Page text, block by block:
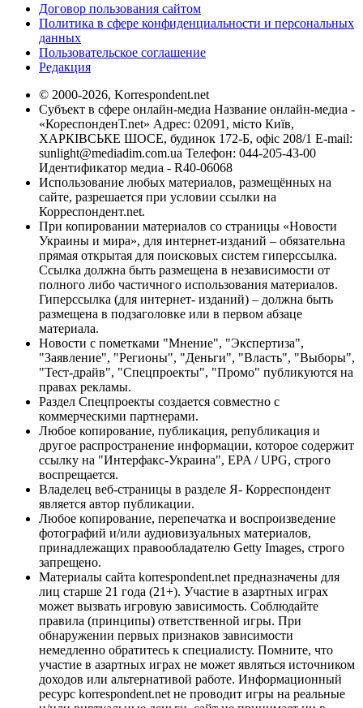
Договор пользования сайтом
Политика в сфере конфиденциальности и персональных
данных
Пользовательское соглашение
Редакция
© 2000-2026, Korrespondent.net
Субъект в сфере онлайн-медиа Название онлайн-медиа -
«КореспонденТ.net» Адрес: 02091, місто Київ,
ХАРКІВСЬКЕ ШОСЕ, будинок 172-Б, офіс 208/1 E-mail:
sunlight@mediadim.com.ua Телефон: 044-205-43-00
Идентификатор медиа - R40-06068
Использование любых материалов, размещённых на
сайте, разрешается при условии ссылки на
Корреспондент.net.
При копировании материалов со страницы «Новости
Украины и мира», для интернет-изданий – обязательна
прямая открытая для поисковых систем гиперссылка.
Ссылка должна быть размещена в независимости от
полного либо частичного использования материалов.
Гиперссылка (для интернет- изданий) – должна быть
размещена в подзаголовке или в первом абзаце
материала.
Новости с пометками "Мнение", "Экспертиза",
"Заявление", "Регионы", "Деньги", "Власть", "Выборы",
"Тест-драйв", "Спецпроекты", "Промо" публикуются на
правах рекламы.
Раздел Спецпроекты создается совместно с
коммерческими партнерами.
Любое копирование, публикация, републикация и
другое распространение информации, которое содержит
ссылку на "Интерфакс-Украина", EPA / UPG, строго
воспрещается.
Владелец веб-страницы в разделе Я- Корреспондент
является автор публикации.
Любое копирование, перепечатка и воспроизведение
фотографий и/или аудиовизуальных материалов,
принадлежащих правообладателю Getty Images, строго
запрещено.
Материалы сайта korrespondent.net предназначены для
лиц старше 21 года (21+). Участие в азартных играх
может вызвать игровую зависимость. Соблюдайте
правила (принципы) ответственной игры. При
обнаружении первых признаков зависимости
немедленно обратитесь к специалисту. Помните, что
участие в азартных играх не может являться источником
доходов или альтернативой работе. Информационный
ресурс korrespondent.net не проводит игры на реальные